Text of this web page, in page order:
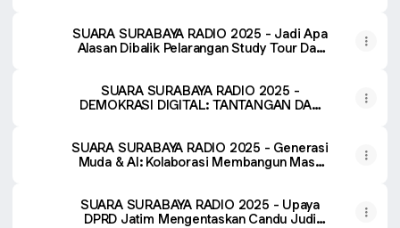
SUARA SURABAYA RADIO 2025 - Jadi Apa
Alasan Dibalik Pelarangan Study Tour Dan
SUARA SURABAYA RADIO 2025 -
DEMOKRASI DIGITAL: TANTANGAN DAN
SUARA SURABAYA RADIO 2025 - Generasi
Muda & AI: Kolaborasi Membangun Masa
SUARA SURABAYA RADIO 2025 - Upaya
DPRD Jatim Mengentaskan Candu Judi